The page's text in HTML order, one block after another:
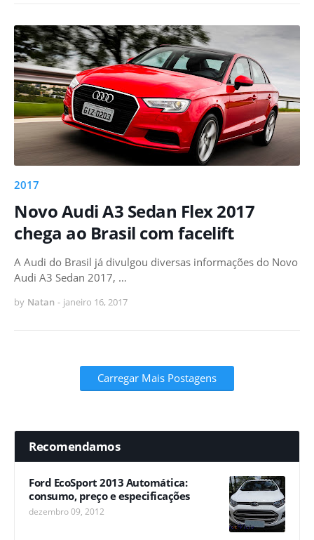
2017
Novo Audi A3 Sedan Flex 2017
chega ao Brasil com facelift
A Audi do Brasil já divulgou diversas informações do Novo
Audi A3 Sedan 2017, …
by Natan - janeiro 16, 2017
Carregar Mais Postagens
Recomendamos
Ford EcoSport 2013 Automática:
consumo, preço e especificações
dezembro 09, 2012